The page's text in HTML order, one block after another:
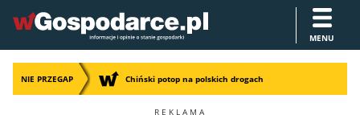
MENU
NIE PRZEGAP Chiński potop na polskich drogach